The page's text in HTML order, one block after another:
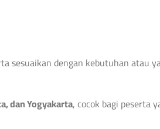
sesuaikan dengan kebutuhan atau
dan Yogyakarta, cocok bagi peserta